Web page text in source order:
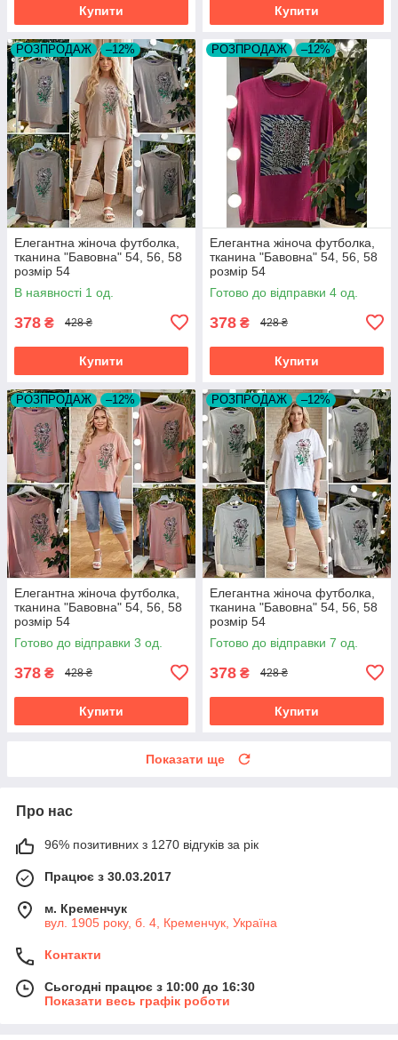
Купити Купити
РОЗПРОДАЖ –12%
Елегантна жіноча футболка,
тканина "Бавовна" 54, 56, 58
розмір 54
В наявності 1 од.
378 ₴ 428 ₴
Купити
РОЗПРОДАЖ –12%
Елегантна жіноча футболка,
тканина "Бавовна" 54, 56, 58
розмір 54
Готово до відправки 4 од.
378 ₴ 428 ₴
Купити
РОЗПРОДАЖ –12%
Елегантна жіноча футболка,
тканина "Бавовна" 54, 56, 58
розмір 54
Готово до відправки 3 од.
378 ₴ 428 ₴
Купити
РОЗПРОДАЖ –12%
Елегантна жіноча футболка,
тканина "Бавовна" 54, 56, 58
розмір 54
Готово до відправки 7 од.
378 ₴ 428 ₴
Купити
Показати ще
Про нас
96% позитивних з 1270 відгуків за рік
Працює з 30.03.2017
м. Кременчук
вул. 1905 року, б. 4, Кременчук, Україна
Контакти
Сьогодні працює з 10:00 до 16:30
Показати весь графік роботи